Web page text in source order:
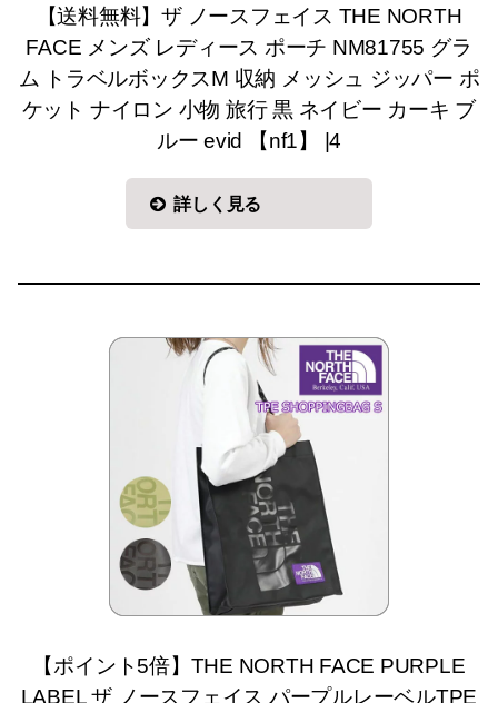
【送料無料】ザ ノースフェイス THE NORTH
FACE メンズ レディース ポーチ NM81755 グラ
ム トラベルボックスM 収納 メッシュ ジッパー ポ
ケット ナイロン 小物 旅行 黒 ネイビー カーキ ブ
ルー evid 【nf1】 |4
詳しく見る
【ポイント5倍】THE NORTH FACE PURPLE
LABEL ザ ノースフェイス パープルレーベルTPE